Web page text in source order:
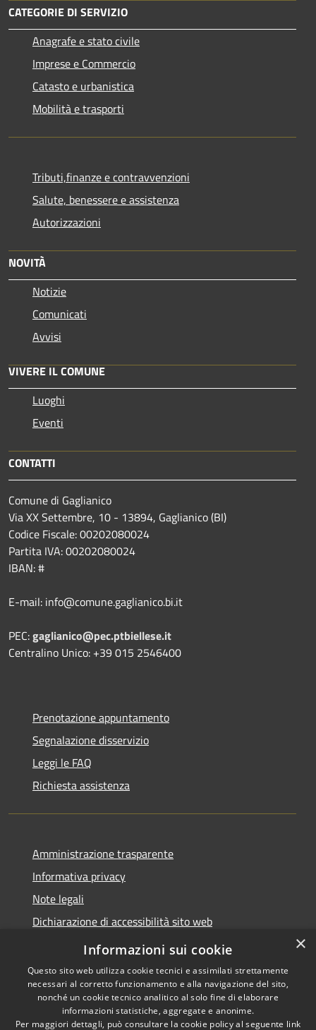
CATEGORIE DI SERVIZIO
Anagrafe e stato civile
Imprese e Commercio
Catasto e urbanistica
Mobilità e trasporti
Tributi,finanze e contravvenzioni
Salute, benessere e assistenza
Autorizzazioni
NOVITÀ
Notizie
Comunicati
Avvisi
VIVERE IL COMUNE
Luoghi
Eventi
CONTATTI
Comune di Gaglianico
Via XX Settembre, 10 - 13894, Gaglianico (BI)
Codice Fiscale: 00202080024
Partita IVA: 00202080024
IBAN: #
E-mail: info@comune.gaglianico.bi.it
PEC:gaglianico@pec.ptbiellese.it
Centralino Unico: +39 015 2546400
Prenotazione appuntamento
Segnalazione disservizio
Leggi le FAQ
Richiesta assistenza
Amministrazione trasparente
Informativa privacy
Note legali
Dichiarazione di accessibilità sito web
WhistleblowingPA
Copyright © 2026 • Comune di
×
Informazioni sui cookie
Questo sito web utilizza cookie tecnici e assimilati strettamente
necessari al corretto funzionamento e alla navigazione del sito,
nonché un cookie tecnico analitico al solo fine di elaborare
informazioni statistiche, aggregate e anonime.
Per maggiori dettagli, può consultare la cookie policy al seguente link